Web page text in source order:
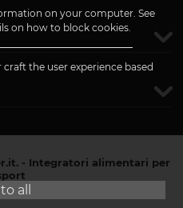
- Integratori alimentari per
on your computer. See
on how to block cookies.
the user experience based
all